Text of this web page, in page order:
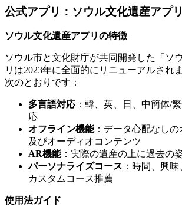
公式アプリ：ソウル文化遺産アプリ
ソウル文化遺産アプリの特徴
ソウル市と文化財庁が共同開発した「ソ
リは2023年に全面的にリニューアルされ
次のとおりです：
多言語対応 ：韓、英、日、中簡体/
応
オフライン機能：データ心配なし
及びオーディオコンテンツ
AR機能：実際の遺産の上に過去の
パーソナライズコース ：時間、興
カスタムコース推薦
使用法ガイド